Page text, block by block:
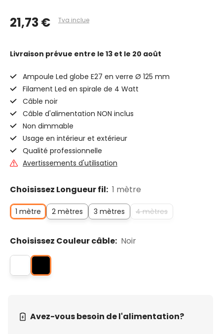
21,73 € Tva inclue
Livraison prévue entre le 13 et le 20 août
Ampoule Led globe E27 en verre Ø 125 mm
Filament Led en spirale de 4 Watt
Câble noir
Câble d'alimentation NON inclus
Non dimmable
Usage en intérieur et extérieur
Qualité professionnelle
Avertissements d'utilisation
Choisissez Longueur fil: 1 mètre
1 mètre 2 mètres 3 mètres 4 mètres
Choisissez Couleur câble: Noir
Avez-vous besoin de l'alimentation?